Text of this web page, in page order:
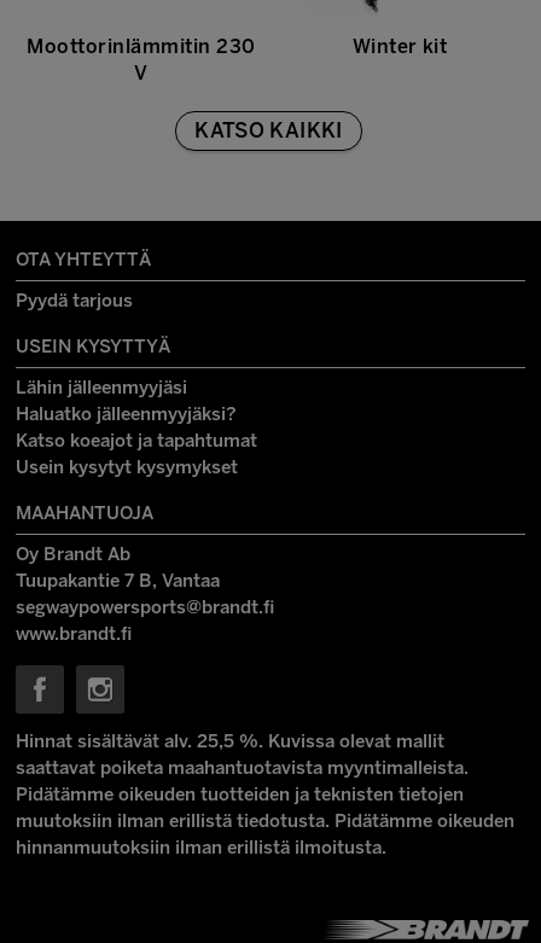
Moottorinlämmitin 230
V
Winter kit
KATSO KAIKKI
OTA YHTEYTTÄ
Pyydä tarjous
USEIN KYSYTTYÄ
Lähin jälleenmyyjäsi
Haluatko jälleenmyyjäksi?
Katso koeajot ja tapahtumat
Usein kysytyt kysymykset
MAAHANTUOJA
Oy Brandt Ab
Tuupakantie 7 B, Vantaa
segwaypowersports@brandt.fi
www.brandt.fi
Hinnat sisältävät alv. 25,5 %. Kuvissa olevat mallit
saattavat poiketa maahantuotavista myyntimalleista.
Pidätämme oikeuden tuotteiden ja teknisten tietojen
muutoksiin ilman erillistä tiedotusta. Pidätämme oikeuden
hinnanmuutoksiin ilman erillistä ilmoitusta.